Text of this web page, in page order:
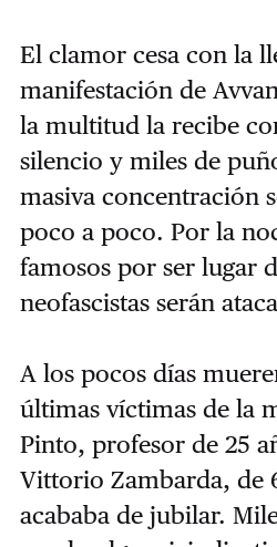
El clamor cesa con la
manifestación de
la multitud la recibe
silencio y miles de
masiva concentración
poco a poco. Por la
famosos por ser lugar
neofascistas serán
A los pocos días
últimas víctimas de la
Pinto, profesor de 25
Vittorio Zambarda, de
acababa de jubilar.